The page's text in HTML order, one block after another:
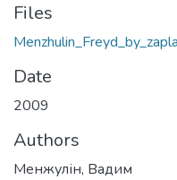
Files
Date
2009
Authors
Менжулін, Вадим